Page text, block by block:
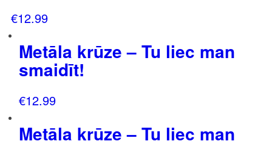
€12.99
Metāla krūze – Tu liec man
smaidīt!
€12.99
Metāla krūze – Tu liec man